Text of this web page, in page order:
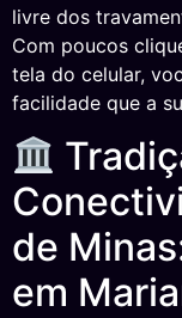
livre dos
Com poucos
tela do celular,
facilidade que a
de
em